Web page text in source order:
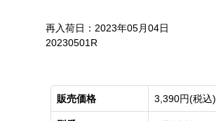
再入荷日：2023年05月04日
20230501R
販売価格 3,390円(税込)